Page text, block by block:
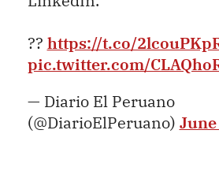
?? https://t.co/
pic.twitter.com/
— Diario El Peruano
(@DiarioElPeruano)